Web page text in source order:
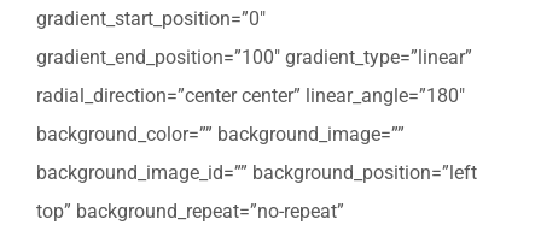
gradient_start_position=”0″
gradient_end_position=”100″ gradient_type=”linear”
radial_direction=”center center” linear_angle=”180″
background_color=”” background_image=””
background_image_id=”” background_position=”left
top” background_repeat=”no-repeat”